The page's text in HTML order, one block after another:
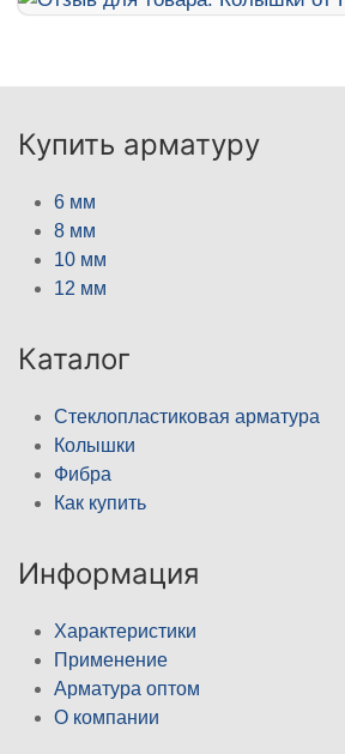
Купить арматуру
6 мм
8 мм
10 мм
12 мм
Каталог
Стеклопластиковая арматура
Колышки
Фибра
Как купить
Информация
Характеристики
Применение
Арматура оптом
О компании